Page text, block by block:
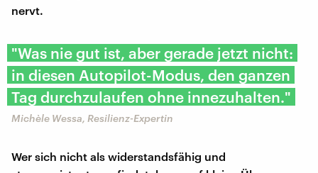
nervt.
"Was nie gut ist, aber gerade jetzt nicht:
in diesen Autopilot-Modus, den ganzen
Tag durchzulaufen ohne innezuhalten."
Michèle Wessa, Resilienz-Expertin
Wer sich nicht als widerstandsfähig und